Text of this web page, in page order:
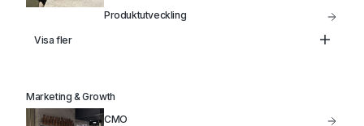
Produktutveckling
Visa fler
Marketing & Growth
CMO